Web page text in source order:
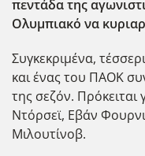
πεντάδα της
Ολυμπιακό να
Συγκεκριμένα,
και ένας του ΠΑΟΚ
της σεζόν. Πρόκειται
Ντόρσεϊ, Εβάν
Μιλουτίνοβ.